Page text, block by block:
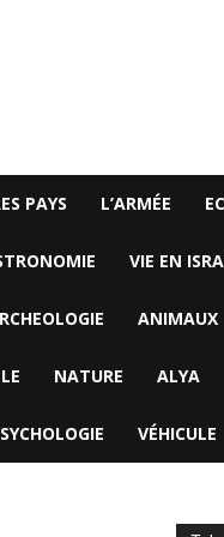
PAYS L’ARMÉE
VIE EN
ANIMAUX
NATURE ALYA
VÉHICULE